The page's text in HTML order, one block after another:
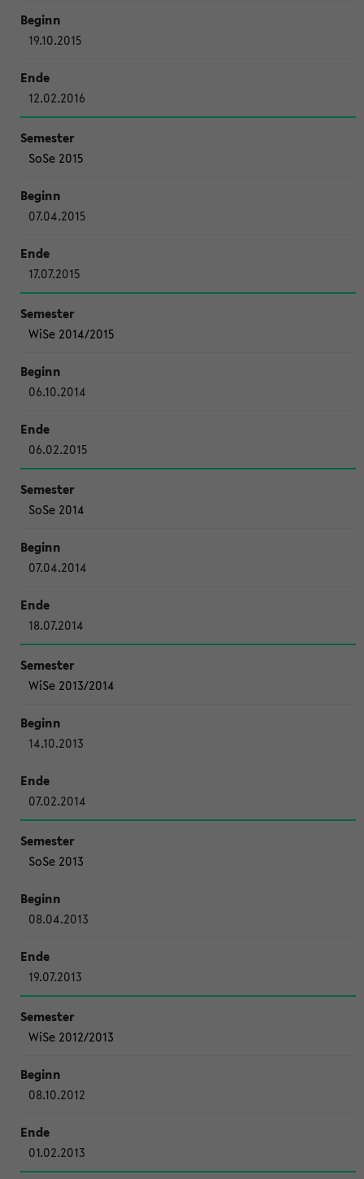
19.10.2015
12.02.2016
SoSe 2015
07.04.2015
17.07.2015
WiSe 2014/2015
06.10.2014
06.02.2015
SoSe 2014
07.04.2014
18.07.2014
WiSe 2013/2014
14.10.2013
07.02.2014
SoSe 2013
08.04.2013
19.07.2013
WiSe 2012/2013
08.10.2012
01.02.2013